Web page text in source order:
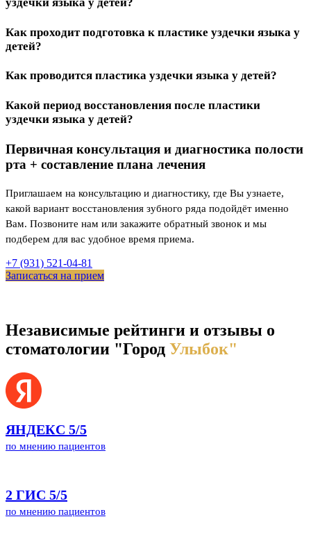
Как проходит подготовка к пластике уздечки языка у
детей?
Как проводится пластика уздечки языка у детей?
Какой период восстановления после пластики
уздечки языка у детей?
Первичная консультация и диагностика полости
рта + составление плана лечения
Приглашаем на консультацию и диагностику, где Вы узнаете,
какой вариант восстановления зубного ряда подойдёт именно
Вам. Позвоните нам или закажите обратный звонок и мы
подберем для вас удобное время приема.
+7 (931) 521-04-81
Записаться на прием
Независимые рейтинги и отзывы о
стоматологии "Город Улыбок"
ЯНДЕКС 5/5
по мнению пациентов
2 ГИС 5/5
по мнению пациентов